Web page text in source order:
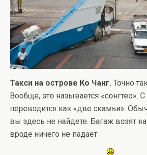
Такси на острове Ко Чанг. Точно
Вообще, это называется «сонгтео». С
переводится как «две скамьи».
вы здесь не найдете. Багаж возят
вроде ничего не падает